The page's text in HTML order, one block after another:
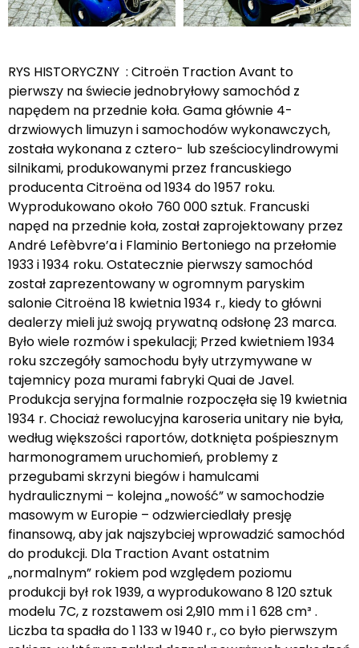
RYS HISTORYCZNY : Citroën Traction Avant to
pierwszy na świecie jednobryłowy samochód z
napędem na przednie koła. Gama głównie 4-
drzwiowych limuzyn i samochodów wykonawczych,
została wykonana z cztero- lub sześciocylindrowymi
silnikami, produkowanymi przez francuskiego
producenta Citroëna od 1934 do 1957 roku.
Wyprodukowano około 760 000 sztuk. Francuski
napęd na przednie koła, został zaprojektowany przez
André Lefèbvre’a i Flaminio Bertoniego na przełomie
1933 i 1934 roku. Ostatecznie pierwszy samochód
został zaprezentowany w ogromnym paryskim
salonie Citroëna 18 kwietnia 1934 r., kiedy to główni
dealerzy mieli już swoją prywatną odsłonę 23 marca.
Było wiele rozmów i spekulacji; Przed kwietniem 1934
roku szczegóły samochodu były utrzymywane w
tajemnicy poza murami fabryki Quai de Javel.
Produkcja seryjna formalnie rozpoczęła się 19 kwietnia
1934 r. Chociaż rewolucyjna karoseria unitary nie była,
według większości raportów, dotknięta pośpiesznym
harmonogramem uruchomień, problemy z
przegubami skrzyni biegów i hamulcami
hydraulicznymi – kolejna „nowość” w samochodzie
masowym w Europie – odzwierciedlały presję
finansową, aby jak najszybciej wprowadzić samochód
do produkcji. Dla Traction Avant ostatnim
„normalnym” rokiem pod względem poziomu
produkcji był rok 1939, a wyprodukowano 8 120 sztuk
modelu 7C, z rozstawem osi 2,910 mm i 1 628 cm³ .
Liczba ta spadła do 1 133 w 1940 r., co było pierwszym